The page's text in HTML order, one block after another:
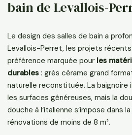
bain de Levallois-
Le design des salles de bain a
Levallois-Perret, les projets
préférence marquée pour les
durables : grès cérame grand
naturelle reconstituée. La
les surfaces généreuses, mais la
douche à l’italienne s’impose dans
rénovations de moins de 8 m².